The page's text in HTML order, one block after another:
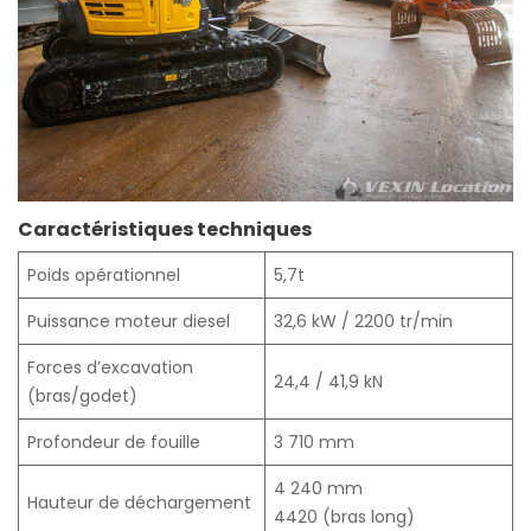
Caractéristiques techniques
Poids opérationnel
5,7t
Puissance moteur diesel
32,6 kW / 2200 tr/min
Forces d’excavation
(bras/godet)
24,4 / 41,9 kN
Profondeur de fouille 3 710 mm
Hauteur de déchargement
4 240 mm
4420 (bras long)